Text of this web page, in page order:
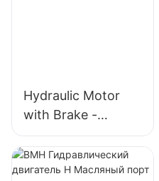
Hydraulic Motor
with Brake -
OMT/BMT Series